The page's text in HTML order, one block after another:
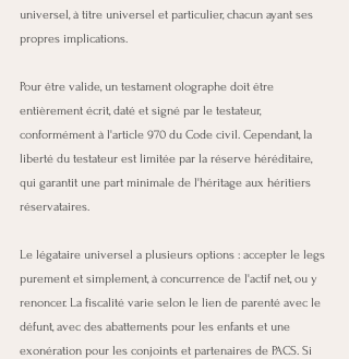
universel, à titre universel et particulier, chacun ayant ses
propres implications.
Pour être valide, un testament olographe doit être
entièrement écrit, daté et signé par le testateur,
conformément à l'article 970 du Code civil. Cependant, la
liberté du testateur est limitée par la réserve héréditaire,
qui garantit une part minimale de l'héritage aux héritiers
réservataires.
Le légataire universel a plusieurs options : accepter le legs
purement et simplement, à concurrence de l'actif net, ou y
renoncer. La fiscalité varie selon le lien de parenté avec le
défunt, avec des abattements pour les enfants et une
exonération pour les conjoints et partenaires de PACS. Si